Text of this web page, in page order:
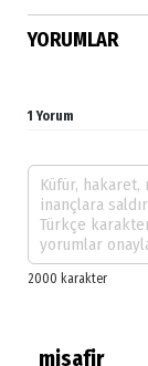
YORUMLAR
1 Yorum
misafir